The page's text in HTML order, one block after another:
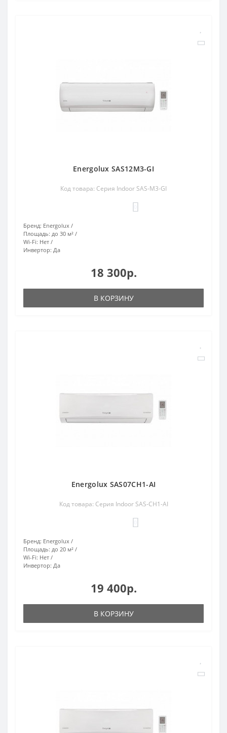
Energolux SAS12M3-GI
Код товара: Серия Indoor SAS-M3-GI
Бренд: Energolux
Площадь: до 30 м²
Wi-Fi: Нет
Инвертор: Да
18 300р.
В КОРЗИНУ
Energolux SAS07CH1-AI
Код товара: Серия Indoor SAS-CH1-AI
Бренд: Energolux
Площадь: до 20 м²
Wi-Fi: Нет
Инвертор: Да
19 400р.
В КОРЗИНУ